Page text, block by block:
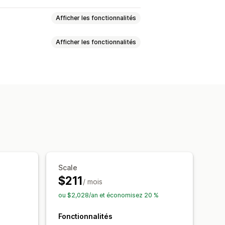
Afficher les fonctionnalités
Afficher les fonctionnalités
Scale
$211/ mois
ou $2,028/an et économisez 20 %
Fonctionnalités